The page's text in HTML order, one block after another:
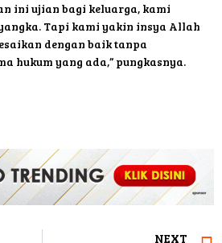
ini ujian bagi keluarga, kami
Tapi kami yakin insya Allah
dengan baik tanpa
hukum yang ada,” pungkasnya.
NEXT